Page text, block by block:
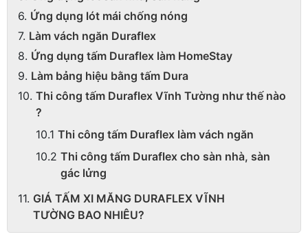
Ứng dụng lót mái chống nóng
Làm vách ngăn Duraflex
Ứng dụng tấm Duraflex làm HomeStay
Làm bảng hiệu bằng tấm Dura
Thi công tấm Duraflex Vĩnh Tường như thế nào
?
Thi công tấm Duraflex làm vách ngăn
Thi công tấm Duraflex cho sàn nhà, sàn
gác lửng
GIÁ TẤM XI MĂNG DURAFLEX VĨNH
TƯỜNG BAO NHIÊU?